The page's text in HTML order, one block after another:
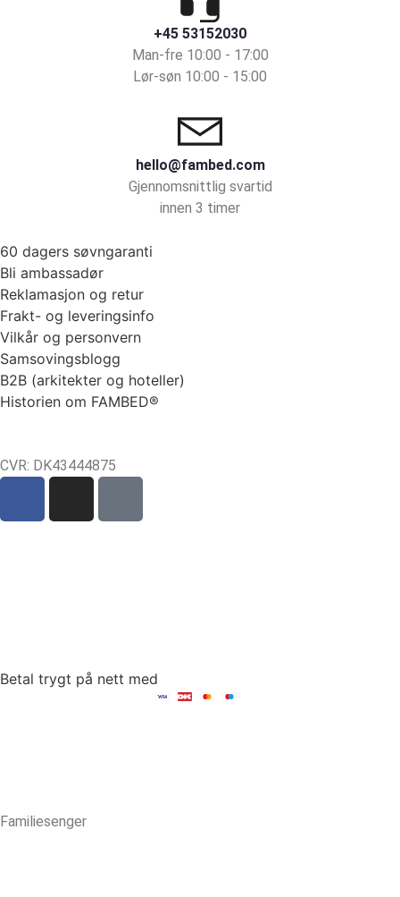
+45 53152030
Man-fre 10:00 - 17:00
Lør-søn 10:00 - 15:00
hello@fambed.com
Gjennomsnittlig svartid
innen 3 timer
60 dagers søvngaranti
Bli ambassadør
Reklamasjon og retur
Frakt- og leveringsinfo
Vilkår og personvern
Samsovingsblogg
B2B (arkitekter og hoteller)
Historien om FAMBED®
CVR: DK43444875
Betal trygt på nett med
Familiesenger